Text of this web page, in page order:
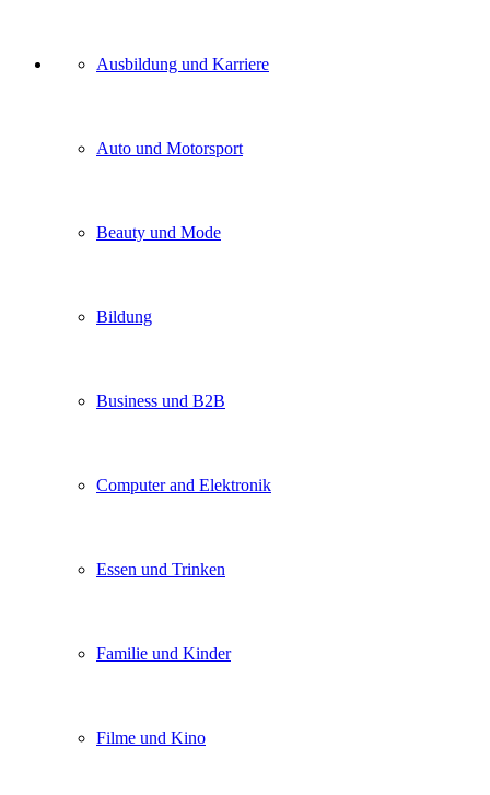
Unser
Kategorien
Ausbildung und Karriere
Auto und Motorsport
Beauty und Mode
Bildung
Business und B2B
Computer and Elektronik
Essen und Trinken
Familie und Kinder
Filme und Kino